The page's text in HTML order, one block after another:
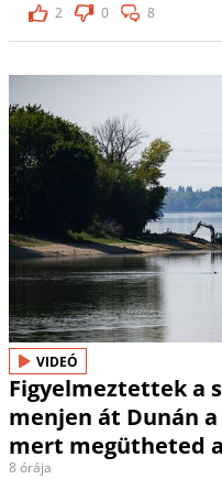
2
0 8
VIDEÓ
Figyelmeztettek a
menjen át Dunán
mert megütheted
8 órája